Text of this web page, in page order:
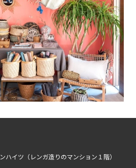
ハイツ（レンガ造りのマンション１階）